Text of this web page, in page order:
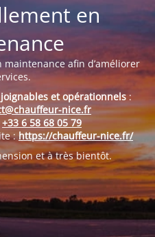
en
afin d’améliorer
joignables et opérationnels:
nice.fr
+33 6 58 68 05 79
:https://chauffeur-nice.fr/
et à très bientôt.